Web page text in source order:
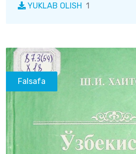
YUKLAB OLISH 1
Falsafa